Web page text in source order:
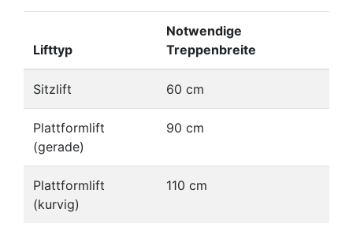
Lifttyp
Notwendige
Treppenbreite
Sitzlift 60 cm
Plattformlift
(gerade)
90 cm
Plattformlift
(kurvig)
110 cm